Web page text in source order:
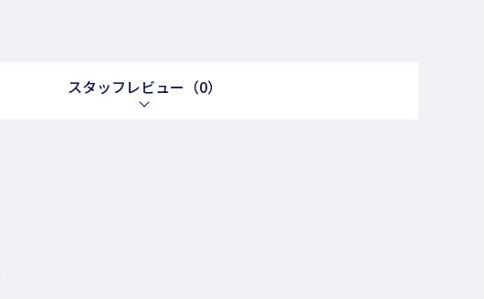
スタッフレビュー （0）